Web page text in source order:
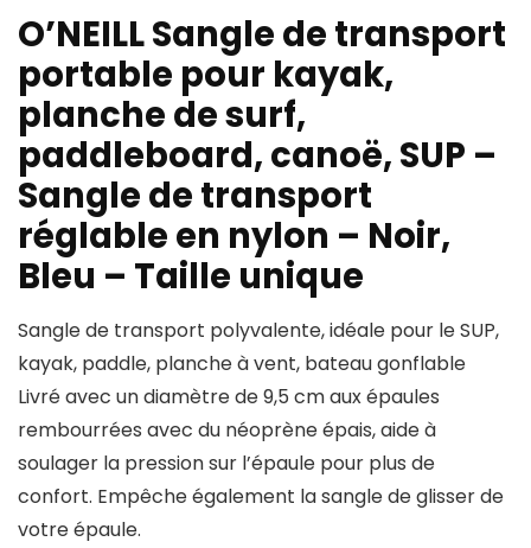
O’NEILL Sangle de transport
portable pour kayak,
planche de surf,
paddleboard, canoë, SUP –
Sangle de transport
réglable en nylon – Noir,
Bleu – Taille unique
Sangle de transport polyvalente, idéale pour le SUP,
kayak, paddle, planche à vent, bateau gonflable
Livré avec un diamètre de 9,5 cm aux épaules
rembourrées avec du néoprène épais, aide à
soulager la pression sur l’épaule pour plus de
confort. Empêche également la sangle de glisser de
votre épaule.